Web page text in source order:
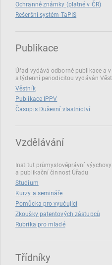
Ochranné známky (platné v ČR)
Rešeršní systém TaPIS
Publikace
Úřad vydává odborné publikace a
s týdenní periodicitou vydáván
Věstník
Publikace IPPV
Časopis Duševní vlastnictví
Vzdělávání
Institut průmyslověprávní
a publikační činnost Úřadu
Studium
Kurzy a semináře
Pomůcka pro vyučující
Zkoušky patentových zástupců
Rubrika pro mladé
Třídníky